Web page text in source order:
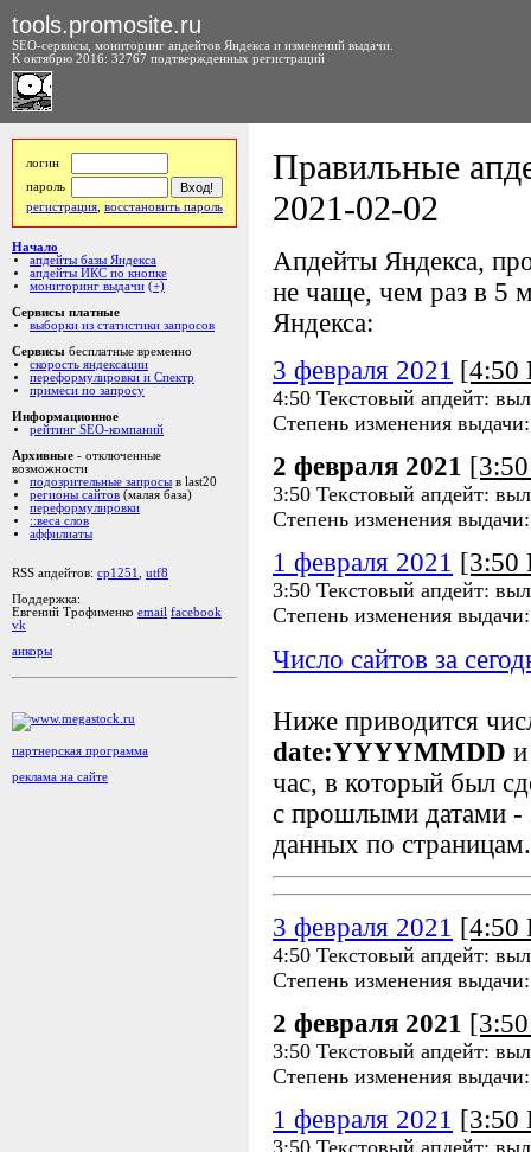
tools.promosite.ru
SEO-сервисы, мониторинг апдейтов Яндекса и изменений выдачи.
К октябрю 2016: 32767 подтвержденных регистраций
логин
пароль
регистрация восстановить пароль
Начало
апдейты базы Яндекса
апдейты ИКС по кнопке
мониторинг выдачи (+)
Сервисы платные
выборки из статистики запросов
Сервисы бесплатные временно
скорость яндексации
переформулировки и Спектр
примеси по запросу
Информационное
рейтинг SEO-компаний
Архивные - отключенные
возможности
подозрительные запросы в last20
регионы сайтов (малая база)
переформулировки
::веса слов
аффилиаты
RSS апдейтов: cp1251
utf8
Поддержка:
Евгений Трофименко email facebook
vk
анкоры
партнерская программа
реклама на сайте
Правильные
2021-02-02
Апдейты Яндекса,
не чаще, чем раз в 5
Яндекса:
3 февраля 2021 [4:50
4:50 Текстовый апдейт:
Степень изменения
2 февраля 2021
3:50 Текстовый апдейт:
Степень изменения
1 февраля 2021 [3:50
3:50 Текстовый апдейт:
Степень изменения
Число сайтов за
Ниже приводится
date:YYYYMMDD
час, в который был
с прошлыми датами -
данных по страницам.
3 февраля 2021 [4:50
4:50 Текстовый апдейт:
Степень изменения
2 февраля 2021
3:50 Текстовый апдейт:
Степень изменения
1 февраля 2021 [3:50